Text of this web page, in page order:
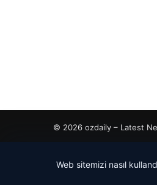
© 2026 ozdaily – Latest
Web sitemizi nasıl